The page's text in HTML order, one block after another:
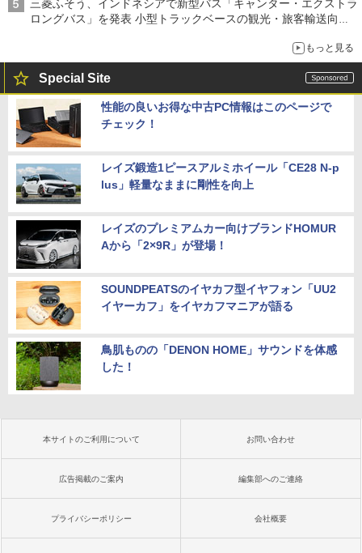
三菱ふそう、インドネシアで新型バス「キャンター・エクストラ
ロングバス」を発表 小型トラックベースの観光・旅客輸送向け
もっと見る
Special Site
性能の良いお得な中古PC情報はこのページで
チェック！
レイズ鍛造1ピースアルミホイール「CE28 N-p
lus」軽量なままに剛性を向上
レイズのプレミアムカー向けブランドHOMUR
Aから「2×9R」が登場！
SOUNDPEATSのイヤカフ型イヤフォン「UU2
イヤーカフ」をイヤカフマニアが語る
鳥肌ものの「DENON HOME」サウンドを体感
した！
本サイトのご利用について お問い合わせ
広告掲載のご案内 編集部へのご連絡
プライバシーポリシー 会社概要